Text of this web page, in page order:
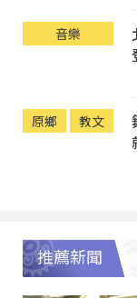
音樂
原鄉 教文
推薦新聞